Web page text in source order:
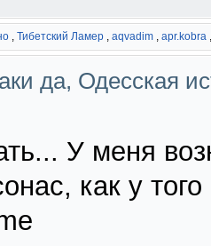
, Тибетский Ламер , aqvadim , apr.kobra
да, Одесская
У меня
как у